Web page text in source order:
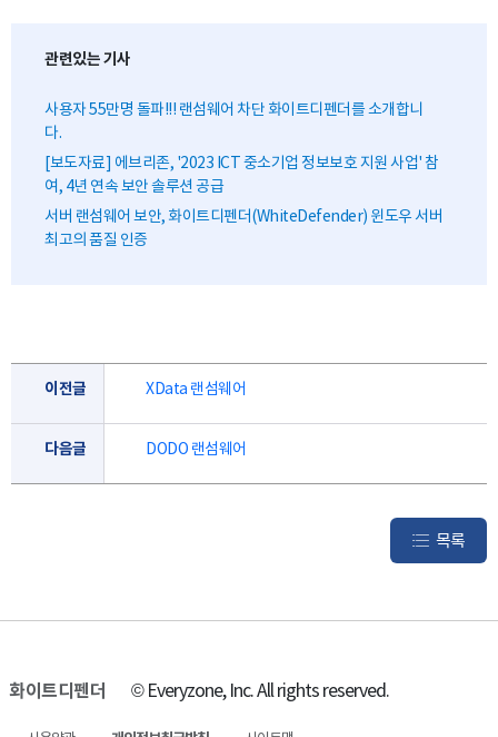
관련있는 기사
사용자 55만명 돌파!!! 랜섬웨어 차단 화이트디펜더를 소개합니
다.
[보도자료] 에브리존, '2023 ICT 중소기업 정보보호 지원 사업' 참
여, 4년 연속 보안 솔루션 공급
서버 랜섬웨어 보안, 화이트디펜더(WhiteDefender) 윈도우 서버
최고의 품질 인증
이전글 XData 랜섬웨어
다음글 DODO 랜섬웨어
목록
화이트디펜더 © Everyzone, Inc. All rights reserved.